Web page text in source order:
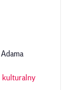
kulturalny